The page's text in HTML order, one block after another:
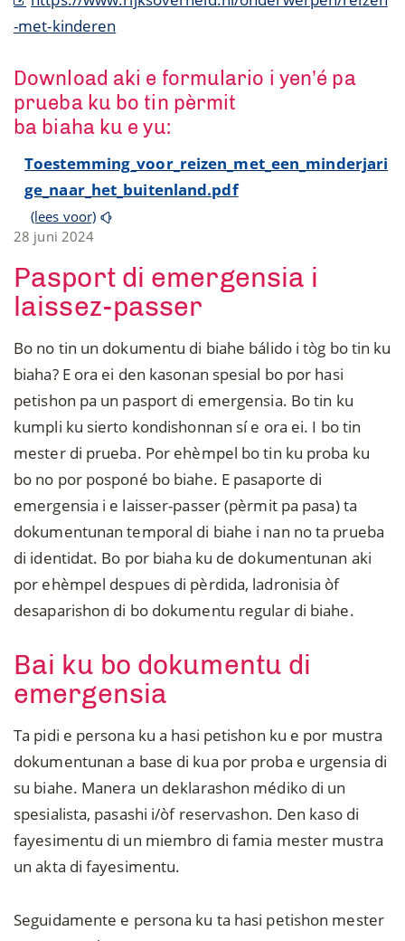
-met-kinderen
Download aki e formulario i yen’é pa
prueba ku bo tin pèrmit
ba biaha ku e yu:
Toestemming_voor_reizen_met_een_minderjari
ge_naar_het_buitenland.pdf
(lees voor)
28 juni 2024
Pasport di emergensia i
laissez-passer
Bo no tin un dokumentu di biahe bálido i tòg bo tin ku
biaha? E ora ei den kasonan spesial bo por hasi
petishon pa un pasport di emergensia. Bo tin ku
kumpli ku sierto kondishonnan sí e ora ei. I bo tin
mester di prueba. Por ehèmpel bo tin ku proba ku
bo no por posponé bo biahe. E pasaporte di
emergensia i e laisser-passer (pèrmit pa pasa) ta
dokumentunan temporal di biahe i nan no ta prueba
di identidat. Bo por biaha ku de dokumentunan aki
por ehèmpel despues di pèrdida, ladronisia òf
desaparishon di bo dokumentu regular di biahe.
Bai ku bo dokumentu di
emergensia
Ta pidi e persona ku a hasi petishon ku e por mustra
dokumentunan a base di kua por proba e urgensia di
su biahe. Manera un deklarashon médiko di un
spesialista, pasashi i/òf reservashon. Den kaso di
fayesimentu di un miembro di famia mester mustra
un akta di fayesimentu.
Seguidamente e persona ku ta hasi petishon mester